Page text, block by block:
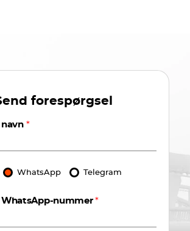
forespørgsel
*
WhatsApp Telegram
WhatsApp-nummer*